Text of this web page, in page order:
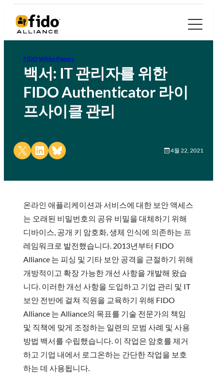
FIDO White Papers
백서: IT 관리자를 위한
FIDO Authenticator 라이
프사이클 관리
Share on X Share on LinkedIn
Share on Bluesky 4월 22, 2021
온라인 애플리케이션과 서비스에 대한 보안 액세스
는 오래된 비밀번호의 공유 비밀을 대체하기 위해
디바이스, 공개 키 암호화, 생체 인식에 의존하는 프
레임워크로 발전했습니다. 2013년부터 FIDO
Alliance 는 피싱 및 기타 보안 공격을 근절하기 위해
개방적이고 확장 가능한 개선 사항을 개발해 왔습
니다. 이러한 개선 사항을 도입하고 기업 관리 및 IT
보안 전반에 걸쳐 직원을 교육하기 위해 FIDO
Alliance 는 Alliance의 목표를 기술 전문가의 책임
및 직책에 맞게 조정하는 일련의 모범 사례 및 사용
방법 백서를 수립했습니다. 이 작업은 암호를 제거
하고 기업 내에서 로그온하는 간단한 작업을 보호
하는 데 사용됩니다.